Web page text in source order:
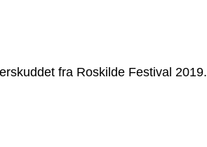
fra Roskilde Festival 2019.